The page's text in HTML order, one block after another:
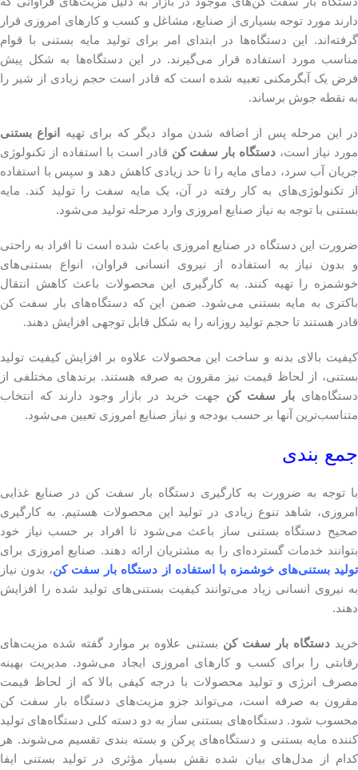
دارند مورد توجه بسیاری از صنایع، مشاغل و کسب و کارهای امروزی قرار
گرفته‌اند. این دستگاه‌ها در ابتدای امر برای تولید مایه بستنی با قوام
مناسب مورد استفاده قرار می‌گیرند. در این دستگاه‌ها به شکل پیش
فرض یک آبگرمکنی تعبیه شده است که قادر است حجم زیادی از شیر را
به نقطه جوش برساند.
در این مرحله پس از اضافه شدن مواد دیگر که برای تهیه
انواع بستنی
مورد نیاز است، دستگاه بار سفت کن قادر است با استفاده از تکنولوژی
جریان آب سرد، دمای مایه را تا حد زیادی کاهش دهد و سپس با استفاده
از تکنولوژی‌های به کار رفته در آن، یک مایه سفت را تولید کند. مایه
بستنی با توجه به نیاز صنایع امروزی وارد مرحله تولید می‌شود.
ضرورت این دستگاه در صنایع امروزی باعث شده است تا افراد به راحتی
و بدون نیاز به استفاده از نیروی انسانی فراوان، انواع بستنی‌های
خوشمزه را تهیه کنند. به کارگیری این محصولات باعث کاهش انتقال
باکتری به مایه بستنی می‌شود. ضمن این که دستگاه‌های بار سفت کن
قادر هستند تا حجم تولید روزانه را به شکل قابل توجهی افزایش دهند.
کیفیت بالای بدنه و ساخت این محصولات علاوه بر افزایش کیفیت تولید
بستنی، از لحاظ قیمت نیز مقرون به صرفه هستند. برندهای مختلفی از
دستگاه‌های بار سفت کن جهت خرید در بازار وجود دارند که انتخاب
متناسب‌ترین آنها بر حسب بودجه و نیاز صنایع امروزی تعیین می‌شود.
جمع بندی
با توجه به ضرورت به کارگیری دستگاه بار سفت کن در صنایع غذایی
امروزی، شاهد تنوع زیادی در تولید این محصولات هستیم. به کارگیری
صحیح دستگاه بستنی ساز باعث می‌شود تا افراد بر حسب نیاز خود
بتوانند خدمات گسترده‌ای را به مشتریان ارائه دهند. صنایع امروزی برای
تولید بستنی‌های خوشمزه با استفاده از دستگاه بار سفت کن، بدون نیاز
به نیروی انسانی زیاد می‌توانند کیفیت بستنی‌های تولید شده را افزایش
دهند.
خریددستگاه بار سفت کن بستنی علاوه بر موارد گفته شده مزیت‌های
رقابتی را برای کسب و کارهای امروزی ایجاد می‌شود. مدیریت بهینه
مصرف انرژی و تولید محصولات با درجه کیفی بالا که از لحاظ قیمت
مقرون به صرفه است، می‌تواند جزو مزیت‌های دستگاه بار سفت کن
محسوب شود. دستگاه‌های بستنی ساز به دو دسته کلی دستگاه‌های تولید
کننده مایه بستنی و دستگاه‌های پرکن و بسته بندی تقسیم می‌شوند. هر
کدام از مدل‌های بیان شده نقش بسیار مؤثری در تولید بستنی ایفا